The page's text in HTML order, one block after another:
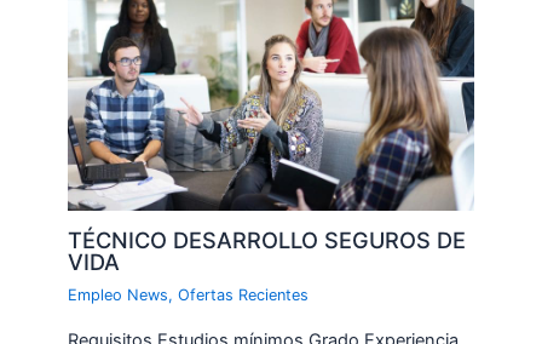
TÉCNICO DESARROLLO SEGUROS DE
VIDA
Empleo News,Ofertas Recientes